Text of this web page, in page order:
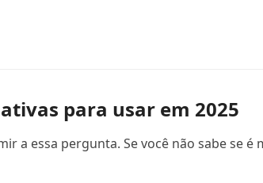
para usar em 2025
a essa pergunta. Se você não sabe se é